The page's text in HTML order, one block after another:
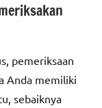
pemeriksaan
Anda memiliki
sebaiknya